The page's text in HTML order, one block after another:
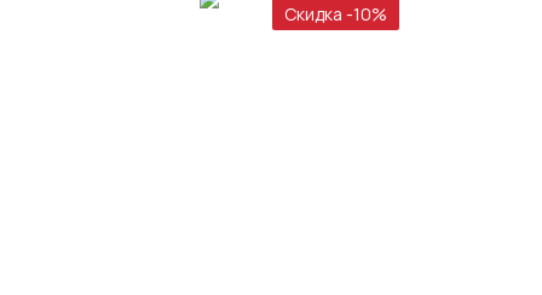
Скидка -10%